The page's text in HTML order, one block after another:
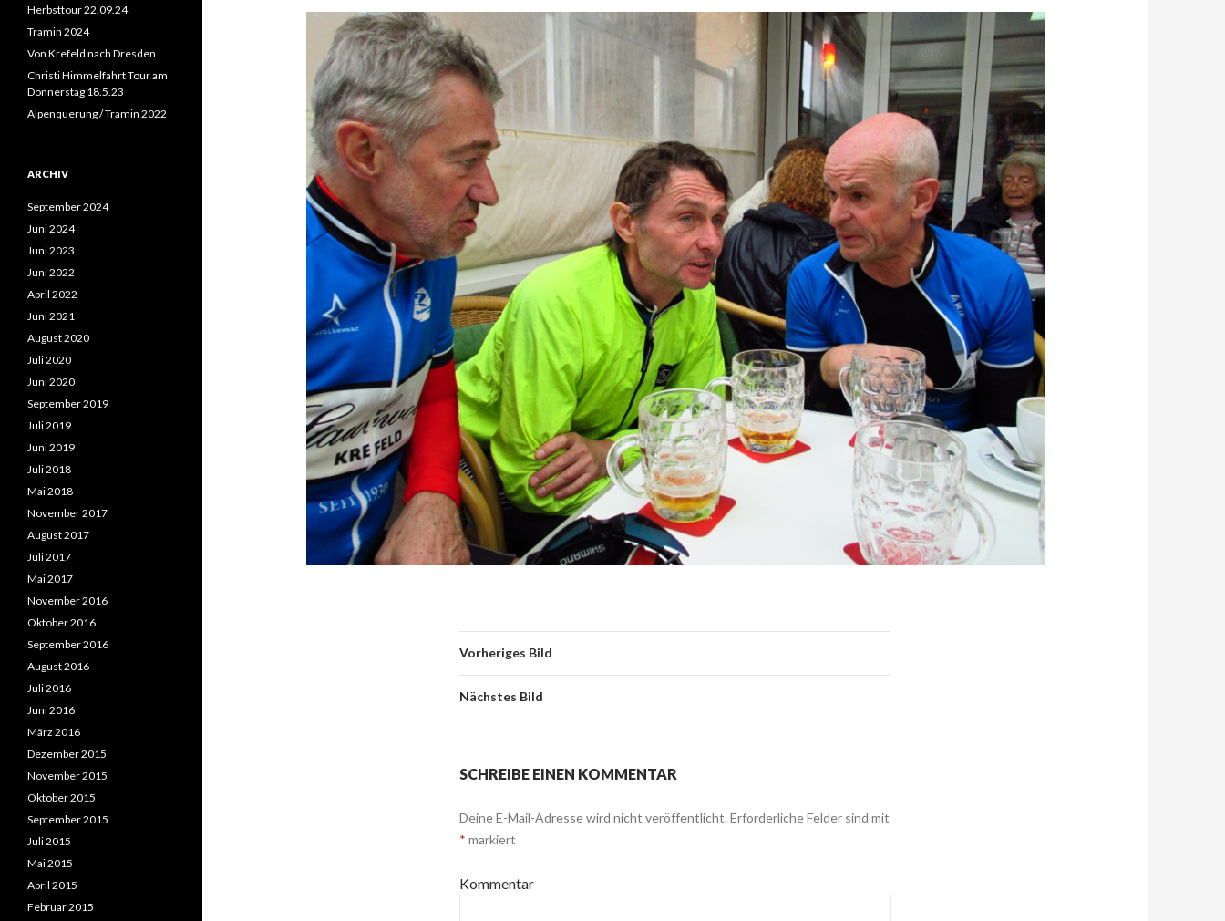
Vorheriges Bild
Nächstes Bild
SCHREIBE EINEN KOMMENTAR
Deine E-Mail-Adresse wird nicht veröffentlicht.Erforderliche Felder sind mit
* markiert
Kommentar
n
a
h
:
Herbsttour 22.09.24
Tramin 2024
Von Krefeld nach Dresden
Christi Himmelfahrt Tour am
Donnerstag 18.5.23
Alpenquerung / Tramin 2022
ARCHIV
September 2024
Juni 2024
Juni 2023
Juni 2022
April 2022
Juni 2021
August 2020
Juli 2020
Juni 2020
September 2019
Juli 2019
Juni 2019
Juli 2018
Mai 2018
November 2017
August 2017
Juli 2017
Mai 2017
November 2016
Oktober 2016
September 2016
August 2016
Juli 2016
Juni 2016
März 2016
Dezember 2015
November 2015
Oktober 2015
September 2015
Juli 2015
Mai 2015
April 2015
Februar 2015